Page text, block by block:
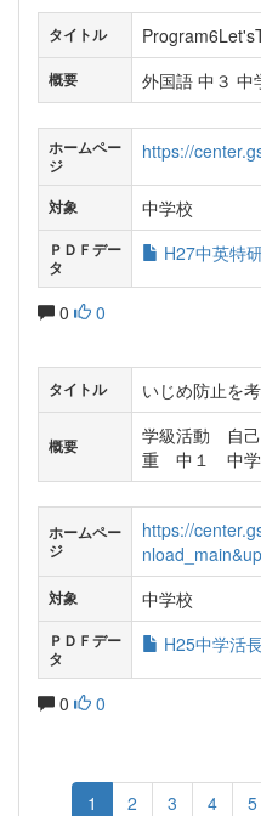
タイトル
概要 外国語 中３ 中
ホームペー
ジ
https://
対象 中学校
ＰＤＦデー
タ
H27中英特
0 0
タイトル いじめ防止を
概要
学級活動 自己
重 中１ 中
ホームペー
ジ
https://
対象 中学校
ＰＤＦデー
タ
H25中学活
0 0
1 2 3 4 5